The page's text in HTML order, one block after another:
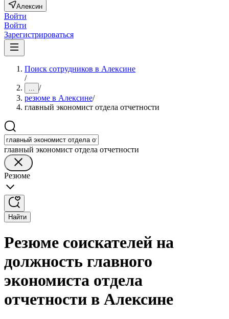
Алексин
Войти
Войти
Зарегистрироваться
Поиск сотрудников в Алексине
/
... /
резюме в Алексине/
главный экономист отдела отчетности
главный экономист отдела отчетности
Резюме
Найти
Резюме соискателей на
должность главного
экономиста отдела
отчетности в Алексине